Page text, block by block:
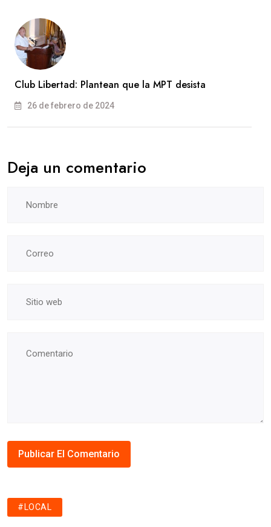
Club Libertad: Plantean que la MPT desista
26 de febrero de 2024
Deja un comentario
#LOCAL